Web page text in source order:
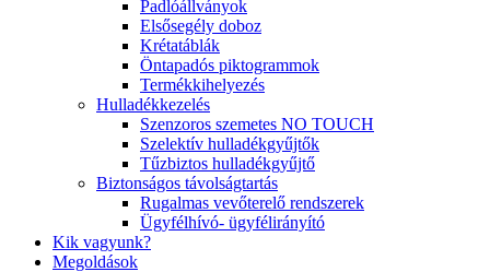
Padlóállványok
Elsősegély doboz
Krétatáblák
Öntapadós piktogrammok
Termékkihelyezés
Hulladékkezelés
Szenzoros szemetes NO TOUCH
Szelektív hulladékgyűjtők
Tűzbiztos hulladékgyűjtő
Biztonságos távolságtartás
Rugalmas vevőterelő rendszerek
Ügyfélhívó- ügyfélirányító
Kik vagyunk?
Megoldások